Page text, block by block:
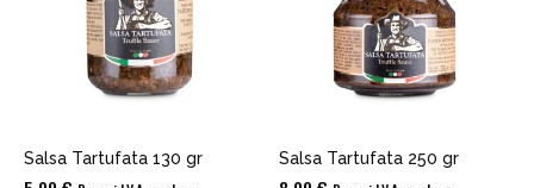
Salsa Tartufata 130 gr Salsa Tartufata 250 gr